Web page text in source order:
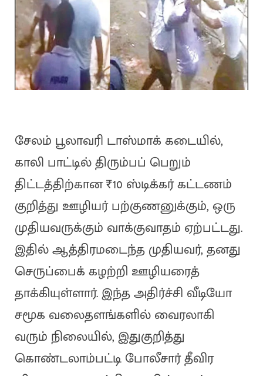
சேலம் பூலாவரி டாஸ்மாக் கடையில்,
காலி பாட்டில் திரும்பப் பெறும்
திட்டத்திற்கான ₹10 ஸ்டிக்கர் கட்டணம்
குறித்து ஊழியர் பற்குணனுக்கும், ஒரு
முதியவருக்கும் வாக்குவாதம் ஏற்பட்டது.
இதில் ஆத்திரமடைந்த முதியவர், தனது
செருப்பைக் கழற்றி ஊழியரைத்
தாக்கியுள்ளார். இந்த அதிர்ச்சி வீடியோ
சமூக வலைதளங்களில் வைரலாகி
வரும் நிலையில், இதுகுறித்து
கொண்டலாம்பட்டி போலீசார் தீவிர